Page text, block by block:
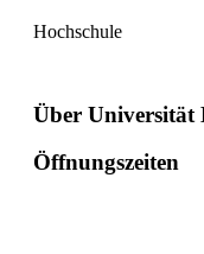
Hochschule
Über Universität
Öffnungszeiten